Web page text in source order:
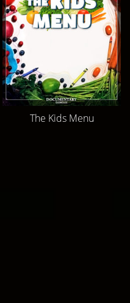
The Kids Menu